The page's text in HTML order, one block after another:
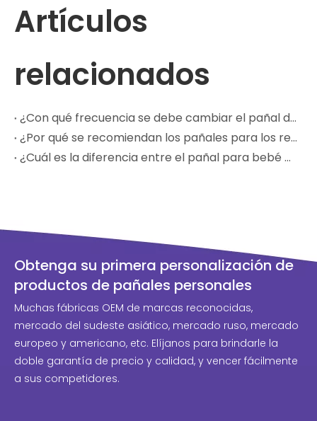
Artículos
relacionados
¿Con qué frecuencia se debe cambiar el pañal de un bebé?
¿Por qué se recomiendan los pañales para los recién nacidos?
¿Cuál es la diferencia entre el pañal para bebé con cintura anillada y el pañal para bebé con tirantes?
Obtenga su primera personalización de
productos de pañales personales
Muchas fábricas OEM de marcas reconocidas,
mercado del sudeste asiático, mercado ruso, mercado
europeo y americano, etc. Elíjanos para brindarle la
doble garantía de precio y calidad, y vencer fácilmente
a sus competidores.